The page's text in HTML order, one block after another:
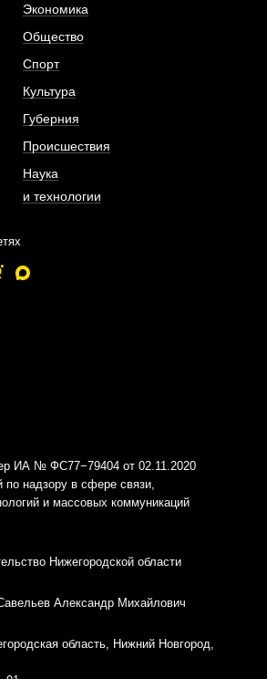
Экономика
Общество
Спорт
Культура
Губерния
Происшествия
Наука
и технологии
ИА № ФС77−79404 от 02.11.2020
надзору в сфере связи,
и массовых коммуникаций
Нижегородской области
Александр Михайлович
область, Нижний Новгород,